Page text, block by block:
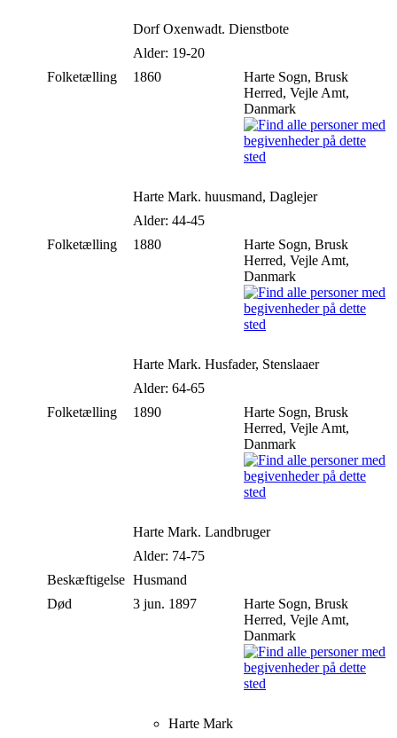
Dorf Oxenwadt. Dienstbote
Alder: 19-20
Folketælling
1860
Harte Sogn, Brusk
Herred, Vejle Amt,
Danmark
Harte Mark. huusmand, Daglejer
Alder: 44-45
Folketælling
1880
Harte Sogn, Brusk
Herred, Vejle Amt,
Danmark
Harte Mark. Husfader, Stenslaaer
Alder: 64-65
Folketælling
1890
Harte Sogn, Brusk
Herred, Vejle Amt,
Danmark
Harte Mark. Landbruger
Alder: 74-75
Beskæftigelse Husmand
Død
3 jun. 1897
Harte Sogn, Brusk
Herred, Vejle Amt,
Danmark
Harte Mark